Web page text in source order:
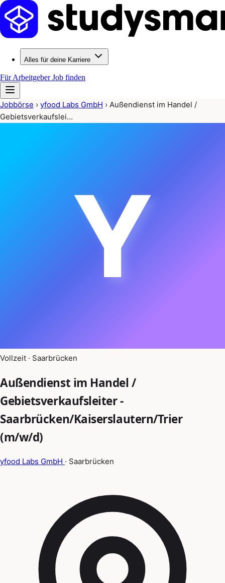
Alles für deine Karriere
Für ArbeitgeberJob finden
Jobbörse › yfood Labs GmbH › Außendienst im Handel /
Gebietsverkaufslei…
Y
Vollzeit · Saarbrücken
Außendienst im Handel /
Gebietsverkaufsleiter -
Saarbrücken/Kaiserslautern/Trier
(m/w/d)
yfood Labs GmbH · Saarbrücken